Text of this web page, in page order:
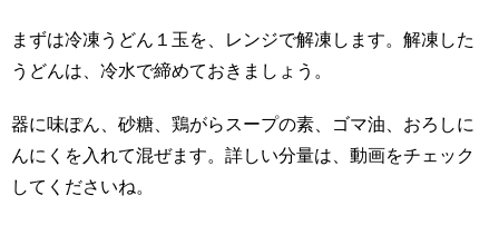
まずは冷凍うどん１玉を、レンジで解凍します。解凍した
うどんは、冷水で締めておきましょう。
器に味ぽん、砂糖、鶏がらスープの素、ゴマ油、おろしに
んにくを入れて混ぜます。詳しい分量は、動画をチェック
してくださいね。